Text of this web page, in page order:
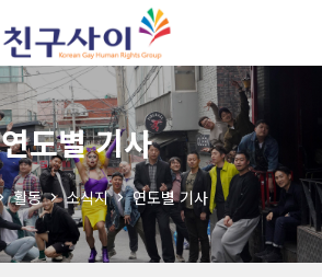
연도별 기사
활동 소식지 연도별 기사